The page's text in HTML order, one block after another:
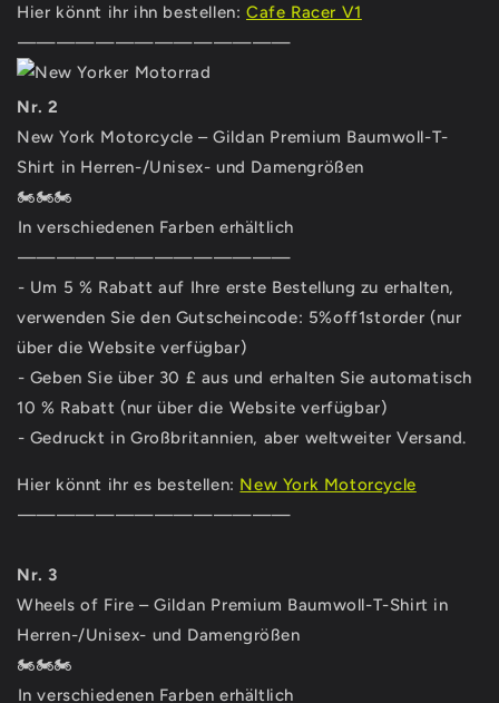
Hier könnt ihr ihn bestellen:Cafe Racer V1
⁣——————————————⁣
Nr. 2
New York Motorcycle – Gildan Premium Baumwoll-T-
Shirt in Herren-/Unisex- und Damengrößen
🏍🏍🏍⁣
⁣In verschiedenen Farben erhältlich⁣ ⁣
⁣——————————————⁣
⁣- Um 5 % Rabatt auf Ihre erste Bestellung zu erhalten,
verwenden Sie den Gutscheincode: 5%off1storder (nur
über die Website verfügbar)
⁣- Geben Sie über 30 £ aus und erhalten Sie automatisch
10 % Rabatt (nur über die Website verfügbar)
⁣- Gedruckt in Großbritannien, aber weltweiter Versand.⁣
Hier könnt ihr es bestellen: New York Motorcycle
⁣——————————————⁣
Nr. 3
Wheels of Fire – Gildan Premium Baumwoll-T-Shirt in
Herren-/Unisex- und Damengrößen
🏍🏍🏍⁣
⁣In verschiedenen Farben erhältlich⁣ ⁣